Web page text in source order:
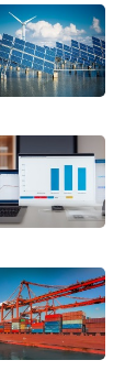
重启阶
机构行
发行非
制，大
融行业
总规模